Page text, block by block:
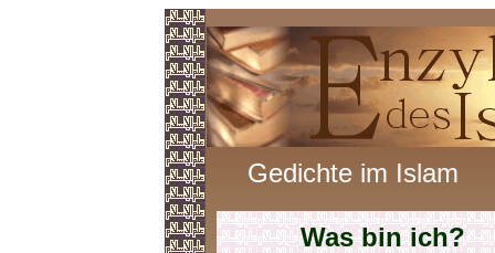
Gedichte im Islam
Was bin ich?